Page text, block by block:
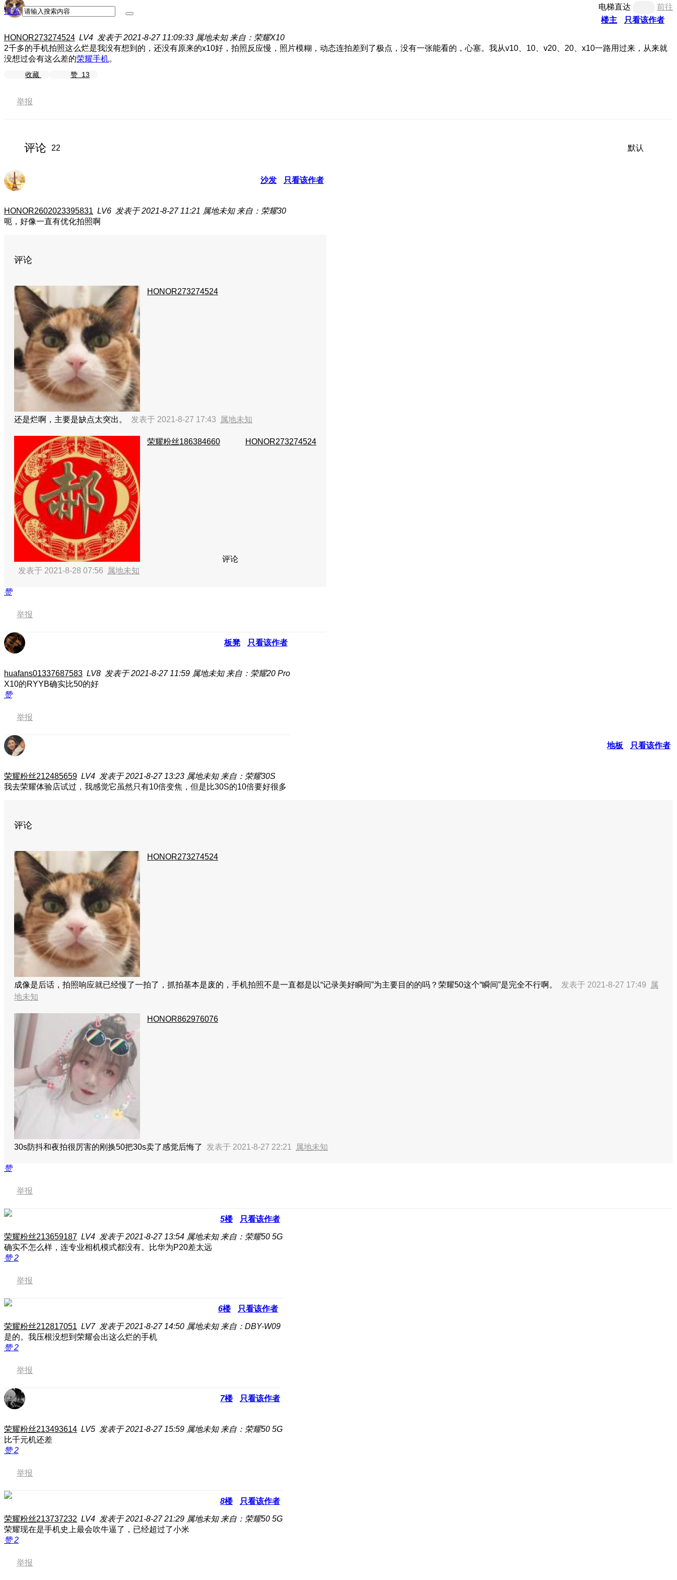
搜索 电梯直达
前往
楼主
只看该作者
HONOR273274524 LV4 发表于 2021-8-27 11:09:33 属地未知 来自：荣耀X10
2千多的手机拍照这么烂是我没有想到的，还没有原来的x10好，拍照反应慢，照片模糊，动态连拍差到了极点，没有一张能看的，心塞。我从v10、10、v20、20、x10一路用过来，从来就
没想过会有这么差的荣耀手机。
收藏 赞 13
举报
评论 22 默认
沙发 只看该作者
HONOR2602023395831 LV6 发表于 2021-8-27 11:21 属地未知 来自：荣耀30
呃，好像一直有优化拍照啊
评论
HONOR273274524
还是烂啊，主要是缺点太突出。 发表于 2021-8-27 17:43 属地未知
荣耀粉丝186384660
评论
HONOR273274524
发表于 2021-8-28 07:56 属地未知
赞
举报
板凳 只看该作者
huafans01337687583 LV8 发表于 2021-8-27 11:59 属地未知 来自：荣耀20 Pro
X10的RYYB确实比50的好
赞
举报
地板 只看该作者
荣耀粉丝212485659 LV4 发表于 2021-8-27 13:23 属地未知 来自：荣耀30S
我去荣耀体验店试过，我感觉它虽然只有10倍变焦，但是比30S的10倍要好很多
评论
HONOR273274524
成像是后话，拍照响应就已经慢了一拍了，抓拍基本是废的，手机拍照不是一直都是以“记录美好瞬间”为主要目的的吗？荣耀50这个“瞬间”是完全不行啊。 发表于 2021-8-27 17:49
属
地未知
HONOR862976076
30s防抖和夜拍很厉害的刚换50把30s卖了感觉后悔了 发表于 2021-8-27 22:21 属地未知
赞
举报
5楼 只看该作者
荣耀粉丝213659187 LV4 发表于 2021-8-27 13:54 属地未知 来自：荣耀50 5G
确实不怎么样，连专业相机模式都没有。比华为P20差太远
赞2
举报
6楼 只看该作者
荣耀粉丝212817051 LV7 发表于 2021-8-27 14:50 属地未知 来自：DBY-W09
是的。我压根没想到荣耀会出这么烂的手机
赞2
举报
7楼 只看该作者
荣耀粉丝213493614 LV5 发表于 2021-8-27 15:59 属地未知 来自：荣耀50 5G
比千元机还差
赞2
举报
8楼 只看该作者
荣耀粉丝213737232 LV4 发表于 2021-8-27 21:29 属地未知 来自：荣耀50 5G
荣耀现在是手机史上最会吹牛逼了，已经超过了小米
赞2
举报